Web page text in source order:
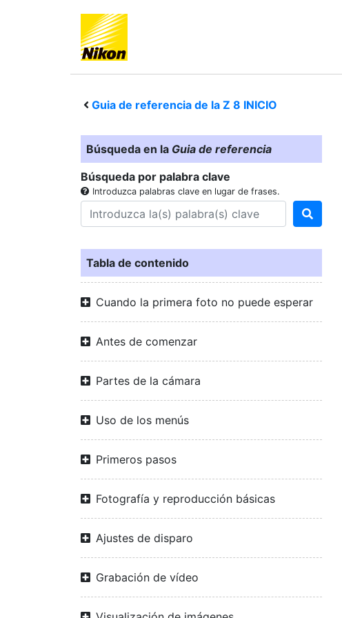
Guia de referencia de la Z 8 INICIO
Búsqueda en la Guia de referencia
Búsqueda por palabra clave
Introduzca palabras clave en lugar de frases.
Tabla de contenido
Cuando la primera foto no puede esperar
Antes de comenzar
Partes de la cámara
Uso de los menús
Primeros pasos
Fotografía y reproducción básicas
Ajustes de disparo
Grabación de vídeo